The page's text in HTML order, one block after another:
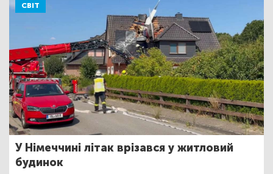
СВІТ
У Німеччині літак врізався у житловий
будинок